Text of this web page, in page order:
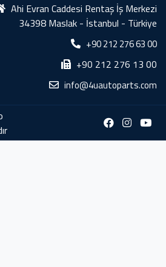
Ahi Evran Caddesi Rentaş İş Merkezi
34398 Maslak - İstanbul - Türkiye
+90 212 276 63 00
+90 212 276 13 00
info@4uautoparts.com